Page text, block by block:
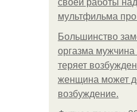
своей работы
мультфильма про
Большинство
оргазма мужчина
теряет
женщина может
возбуждение.